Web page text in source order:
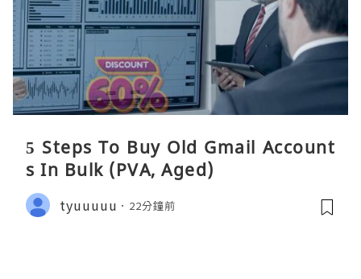
5 Steps To Buy Old Gmail Account
s In Bulk (PVA, Aged)
tyuuuuu 22分鐘前